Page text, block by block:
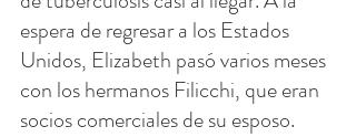
espera de regresar a los Estados
Unidos, Elizabeth pasó varios meses
con los hermanos Filicchi, que eran
socios comerciales de su esposo.